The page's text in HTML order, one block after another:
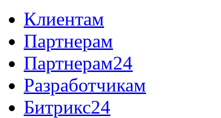
Клиентам
Партнерам
Партнерам24
Разработчикам
Битрикс24